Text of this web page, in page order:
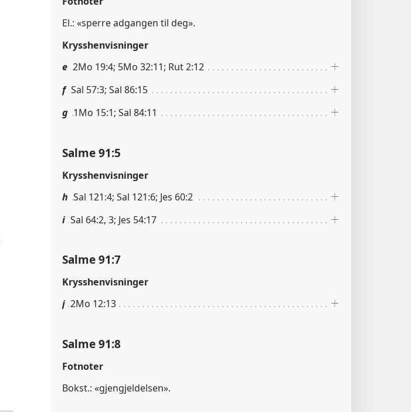
El.: «sperre adgangen til deg».
Krysshenvisninger
e 2Mo 19:4; 5Mo 32:11; Rut 2:12
f Sal 57:3; Sal 86:15
g 1Mo 15:1; Sal 84:11
Salme 91:5
Krysshenvisninger
h Sal 121:4; Sal 121:6; Jes 60:2
i Sal 64:2, 3; Jes 54:17
Salme 91:7
Krysshenvisninger
j 2Mo 12:13
Salme 91:8
Fotnoter
Bokst.: «gjengjeldelsen».